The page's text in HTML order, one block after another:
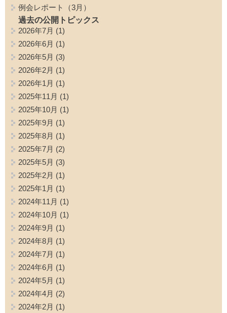
例会レポート（3月）
過去の公開トピックス
2026年7月 (1)
2026年6月 (1)
2026年5月 (3)
2026年2月 (1)
2026年1月 (1)
2025年11月 (1)
2025年10月 (1)
2025年9月 (1)
2025年8月 (1)
2025年7月 (2)
2025年5月 (3)
2025年2月 (1)
2025年1月 (1)
2024年11月 (1)
2024年10月 (1)
2024年9月 (1)
2024年8月 (1)
2024年7月 (1)
2024年6月 (1)
2024年5月 (1)
2024年4月 (2)
2024年2月 (1)